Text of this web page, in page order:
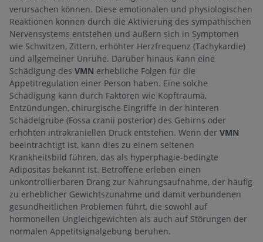
verursachen können. Diese emotionalen und physiologischen
Reaktionen können durch die Aktivierung des sympathischen
Nervensystems entstehen und äußern sich in Symptomen
wie Schwitzen, Zittern, erhöhter Herzfrequenz (Tachykardie)
und allgemeiner Unruhe. Darüber hinaus kann eine
Schädigung des VMN erhebliche Folgen für die
Appetitregulation einer Person haben. Eine solche
Schädigung kann durch Faktoren wie Kopftrauma,
Entzündungen, chirurgische Eingriffe in der hinteren
Schädelgrube (Fossa cranii posterior) des Gehirns oder
erhöhten intrakraniellen Druck entstehen. Wenn der VMN
beeinträchtigt ist, kann dies zu einem seltenen
Krankheitsbild führen, das als hyperphagie-bedingte
Adipositas bekannt ist. Betroffene erleben einen
unkontrollierbaren Drang zur Nahrungsaufnahme, der häufig
zu erheblicher Gewichtszunahme und damit verbundenen
gesundheitlichen Problemen führt, die sowohl auf
hormonellen Ungleichgewichten als auch auf Störungen der
normalen Appetitsignalgebung beruhen.